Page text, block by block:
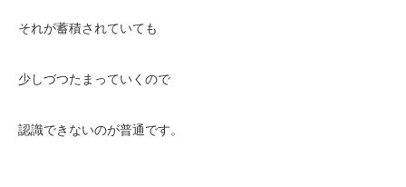
それが蓄積されていても
少しづつたまっていくので
認識できないのが普通です。